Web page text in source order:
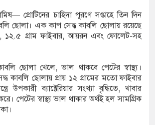
প্রস্তুতিতে ফের ধাক্কা
১০০% পর্যন্ত মার্কিন
মানোন্নয়ন সম্ভব নয়:
প্রোটিনের চাহিদা পূরণে সপ্তাহে তিন দিন
ছোলা। এক কাপ সেদ্ধ কাবলি ছোলায় রয়েছে
১২.৫ গ্রাম ফাইবার, আয়রন এবং ফোলেট-সহ
ছোলা খেলে, ভাল থাকবে পেটের স্বাস্থ্য।
কাবলি ছোলায় প্রায় ১২ গ্রামের মতো ফাইবার
উপকারী ব্যাক্টেরিয়ার সংখ্যা বৃদ্ধিতে, খাবার
পেটের স্বাস্থ্য ভাল থাকার অর্থই হল সামগ্রিক